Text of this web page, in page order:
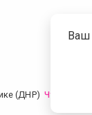
(ДНР) Что это?
Ваш